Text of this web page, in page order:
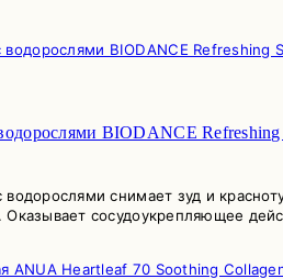
BIODANCE
водорослями снимает зуд и
сосудоукрепляющее